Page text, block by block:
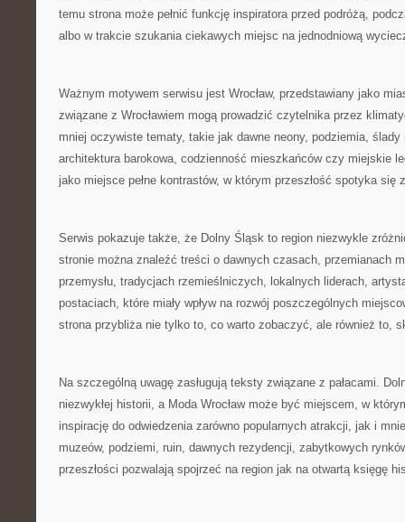
temu strona może pełnić funkcję inspiratora przed podróżą,
albo w trakcie szukania ciekawych miejsc na jednodniową
Ważnym motywem serwisu jest Wrocław, przedstawiany jako
związane z Wrocławiem mogą prowadzić czytelnika przez
mniej oczywiste tematy, takie jak dawne neony, podziemia, ślady
architektura barokowa, codzienność mieszkańców czy miejskie
jako miejsce pełne kontrastów, w którym przeszłość spotyka się
Serwis pokazuje także, że Dolny Śląsk to region niezwykle
stronie można znaleźć treści o dawnych czasach, przemianach
przemysłu, tradycjach rzemieślniczych, lokalnych liderach,
postaciach, które miały wpływ na rozwój poszczególnych
strona przybliża nie tylko to, co warto zobaczyć, ale również to,
Na szczególną uwagę zasługują teksty związane z pałacami.
niezwykłej historii, a Moda Wrocław może być miejscem, w
inspirację do odwiedzenia zarówno popularnych atrakcji, jak i
muzeów, podziemi, ruin, dawnych rezydencji, zabytkowych
przeszłości pozwalają spojrzeć na region jak na otwartą księgę